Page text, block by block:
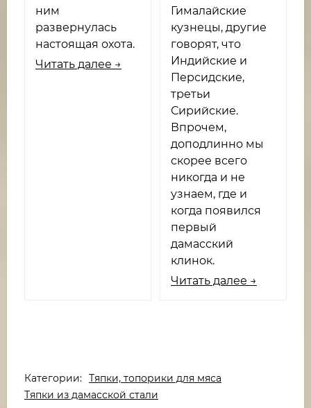
ним
развернулась
настоящая охота.
Читать далее →
Гималайские
кузнецы, другие
говорят, что
Индийские и
Персидские,
третьи
Сирийские.
Впрочем,
доподлинно мы
скорее всего
никогда и не
узнаем, где и
когда появился
первый
дамасский
клинок.
Читать далее →
Категории: Тяпки, топорики для мяса
Тяпки из дамасской стали